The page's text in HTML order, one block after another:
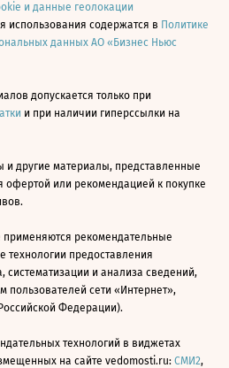
и данные геолокации
использования содержатся в Политике
данных АО «Бизнес Ньюс
допускается только при
и при наличии гиперссылки на
и другие материалы, представленные
офертой или рекомендацией к покупке
рекомендательные
предоставления
и анализа сведений,
пользователей сети «Интернет»,
Федерации).
технологий в виджетах
на сайте vedomosti.ru: СМИ2,